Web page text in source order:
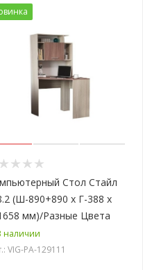
Стол Стайл
(Ш-890+890 x Г-388 x
мм)/Разные Цвета
наличии
VIG-PA-129111